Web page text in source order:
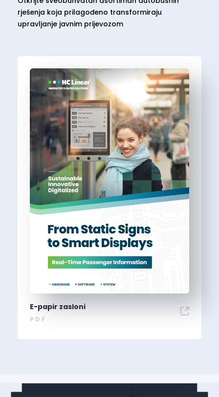
E-papir zasloni
PDF
rješenja koja prilagođeno transformiraju
upravljanje javnim prijevozom